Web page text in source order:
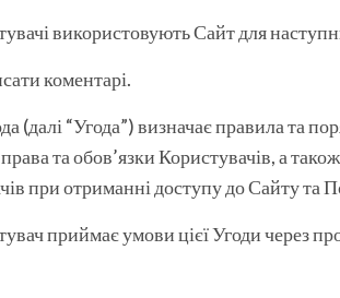
використовують Сайт для
коментарі.
(далі “Угода”) визначає правила та
та обов’язки Користувачів, а
при отриманні доступу до Сайту та
приймає умови цієї Угоди через